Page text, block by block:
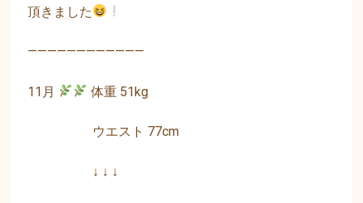
頂きました
————————————
11月 体重 51kg
ウエスト 77cm
↓ ↓ ↓